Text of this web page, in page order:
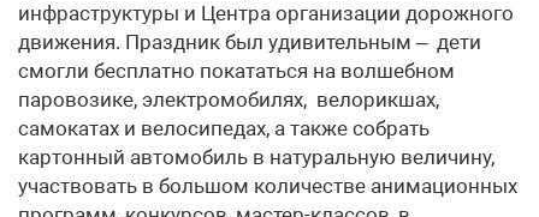
инфраструктуры и Центра организации дорожного
движения. Праздник был удивительным – дети
смогли бесплатно покататься на волшебном
паровозике, электромобилях, велорикшах,
самокатах и велосипедах, а также собрать
картонный автомобиль в натуральную величину,
участвовать в большом количестве анимационных